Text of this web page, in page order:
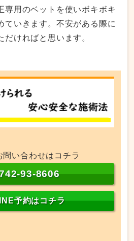
専用のベットを使いボキボキ
ていきます。不安がある際に
ければと思います。
問い合わせはコチラ
93-8606
予約はコチラ